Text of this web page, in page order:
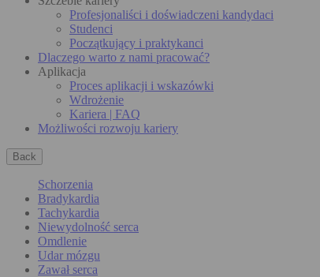
Profesjonaliści i doświadczeni kandydaci
Studenci
Początkujący i praktykanci
Dlaczego warto z nami pracować?
Aplikacja
Proces aplikacji i wskazówki
Wdrożenie
Kariera | FAQ
Możliwości rozwoju kariery
Back
Schorzenia
Bradykardia
Tachykardia
Niewydolność serca
Omdlenie
Udar mózgu
Zawał serca